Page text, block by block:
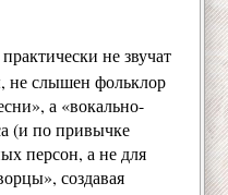
не звучат
не слышен фольклор
а «вокально-
(и по привычке
персон, а не для
создавая